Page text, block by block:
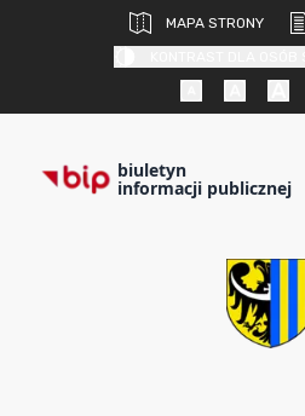
MAPA STRONY
biuletyn
informacji publicznej